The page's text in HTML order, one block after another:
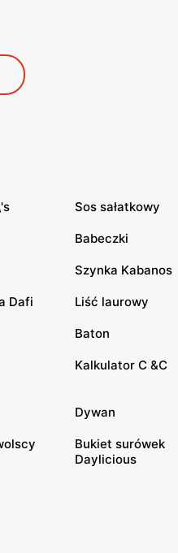
Sos sałatkowy
Babeczki
Szynka Kabanos
Dafi Liść laurowy
Baton
Kalkulator C &C
Dywan
Bukiet surówek
Daylicious